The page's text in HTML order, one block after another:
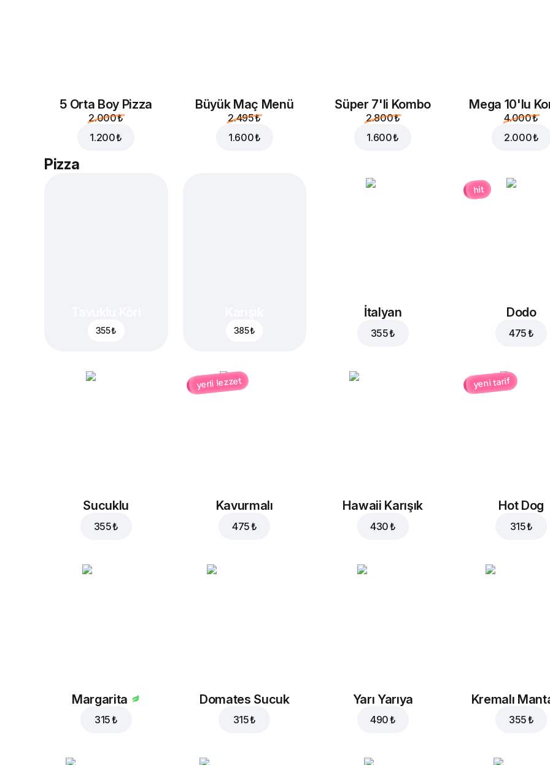
5 Orta Boy Pizza
2.000 ₺
1.200 ₺
Büyük Maç Menü
2.495 ₺
1.600 ₺
Süper 7'li Kombo
2.800 ₺
1.600 ₺
Mega 10'lu
4.000 ₺
2.000 ₺
Pizza
355 ₺ 385 ₺
İtalyan
355 ₺
hit
Dodo
475 ₺
Sucuklu
355 ₺
yerli lezzet
Kavurmalı
475 ₺
Hawaii Karışık
430 ₺
yeni tarif
Hot Dog
315 ₺
Margarita
315 ₺
Domates Sucuk
315 ₺
Yarı Yarıya
490 ₺
Kremalı
355 ₺